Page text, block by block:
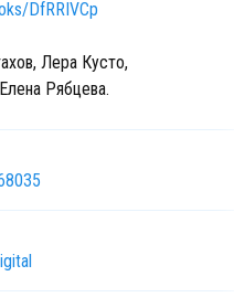
DfRRIVCp
Лера Кусто,
Рябцева.